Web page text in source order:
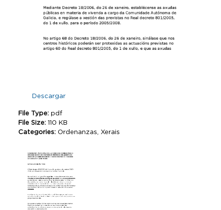
Descargar
File Type: pdf
File Size: 110 KB
Categories: Ordenanzas, Xerais